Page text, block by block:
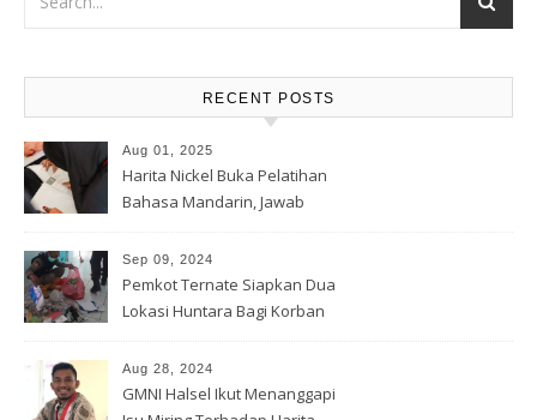
RECENT POSTS
Aug 01, 2025
Harita Nickel Buka Pelatihan
Bahasa Mandarin, Jawab
Sep 09, 2024
Pemkot Ternate Siapkan Dua
Lokasi Huntara Bagi Korban
Aug 28, 2024
GMNI Halsel Ikut Menanggapi